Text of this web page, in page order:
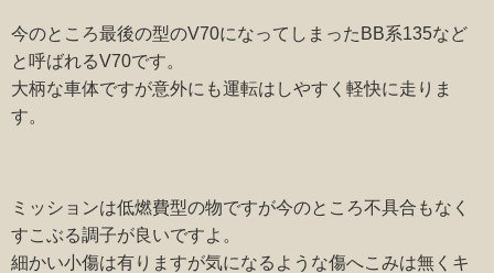
今のところ最後の型のV70になってしまったBB系135など
と呼ばれるV70です。
大柄な車体ですが意外にも運転はしやすく軽快に走りま
す。
ミッションは低燃費型の物ですが今のところ不具合もなく
すこぶる調子が良いですよ。
細かい小傷は有りますが気になるような傷へこみは無くキ